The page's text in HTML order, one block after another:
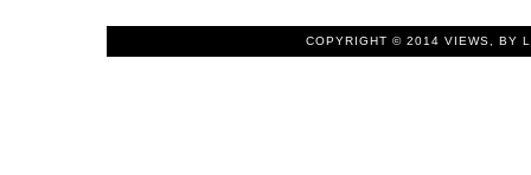
COPYRIGHT © 2014 VIEWS, BY